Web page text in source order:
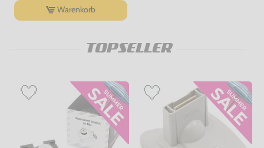
Warenkorb
TOPSELLER